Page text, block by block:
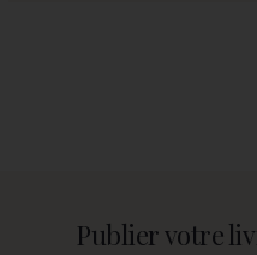
Publier votre